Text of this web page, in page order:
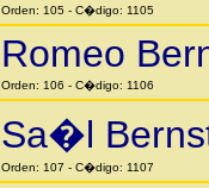
Orden: 105 - C�digo: 1105
Romeo
Orden: 106 - C�digo: 1106
Sa�l
Orden: 107 - C�digo: 1107